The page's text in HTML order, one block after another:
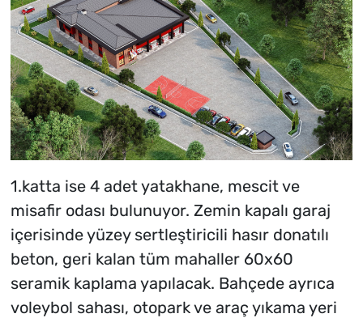
1.katta ise 4 adet yatakhane, mescit ve
misafir odası bulunuyor. Zemin kapalı garaj
içerisinde yüzey sertleştiricili hasır donatılı
beton, geri kalan tüm mahaller 60x60
seramik kaplama yapılacak. Bahçede ayrıca
voleybol sahası, otopark ve araç yıkama yeri